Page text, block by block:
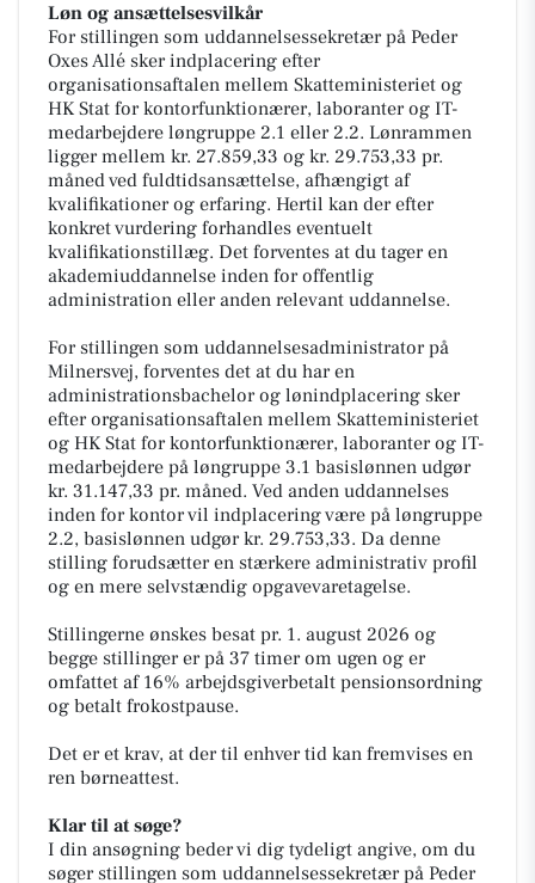
Løn og ansættelsesvilkår
For stillingen som uddannelsessekretær på Peder
Oxes Allé sker indplacering efter
organisationsaftalen mellem Skatteministeriet og
HK Stat for kontorfunktionærer, laboranter og IT-
medarbejdere løngruppe 2.1 eller 2.2. Lønrammen
ligger mellem kr. 27.859,33 og kr. 29.753,33 pr.
måned ved fuldtidsansættelse, afhængigt af
kvalifikationer og erfaring. Hertil kan der efter
konkret vurdering forhandles eventuelt
kvalifikationstillæg. Det forventes at du tager en
akademiuddannelse inden for offentlig
administration eller anden relevant uddannelse.
For stillingen som uddannelsesadministrator på
Milnersvej, forventes det at du har en
administrationsbachelor og lønindplacering sker
efter organisationsaftalen mellem Skatteministeriet
og HK Stat for kontorfunktionærer, laboranter og IT-
medarbejdere på løngruppe 3.1 basislønnen udgør
kr. 31.147,33 pr. måned. Ved anden uddannelses
inden for kontor vil indplacering være på løngruppe
2.2, basislønnen udgør kr. 29.753,33. Da denne
stilling forudsætter en stærkere administrativ profil
og en mere selvstændig opgavevaretagelse.
Stillingerne ønskes besat pr. 1. august 2026 og
begge stillinger er på 37 timer om ugen og er
omfattet af 16% arbejdsgiverbetalt pensionsordning
og betalt frokostpause.
Det er et krav, at der til enhver tid kan fremvises en
ren børneattest.
Klar til at søge?
I din ansøgning beder vi dig tydeligt angive, om du
søger stillingen som uddannelsessekretær på Peder